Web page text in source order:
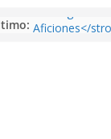
<strong>El